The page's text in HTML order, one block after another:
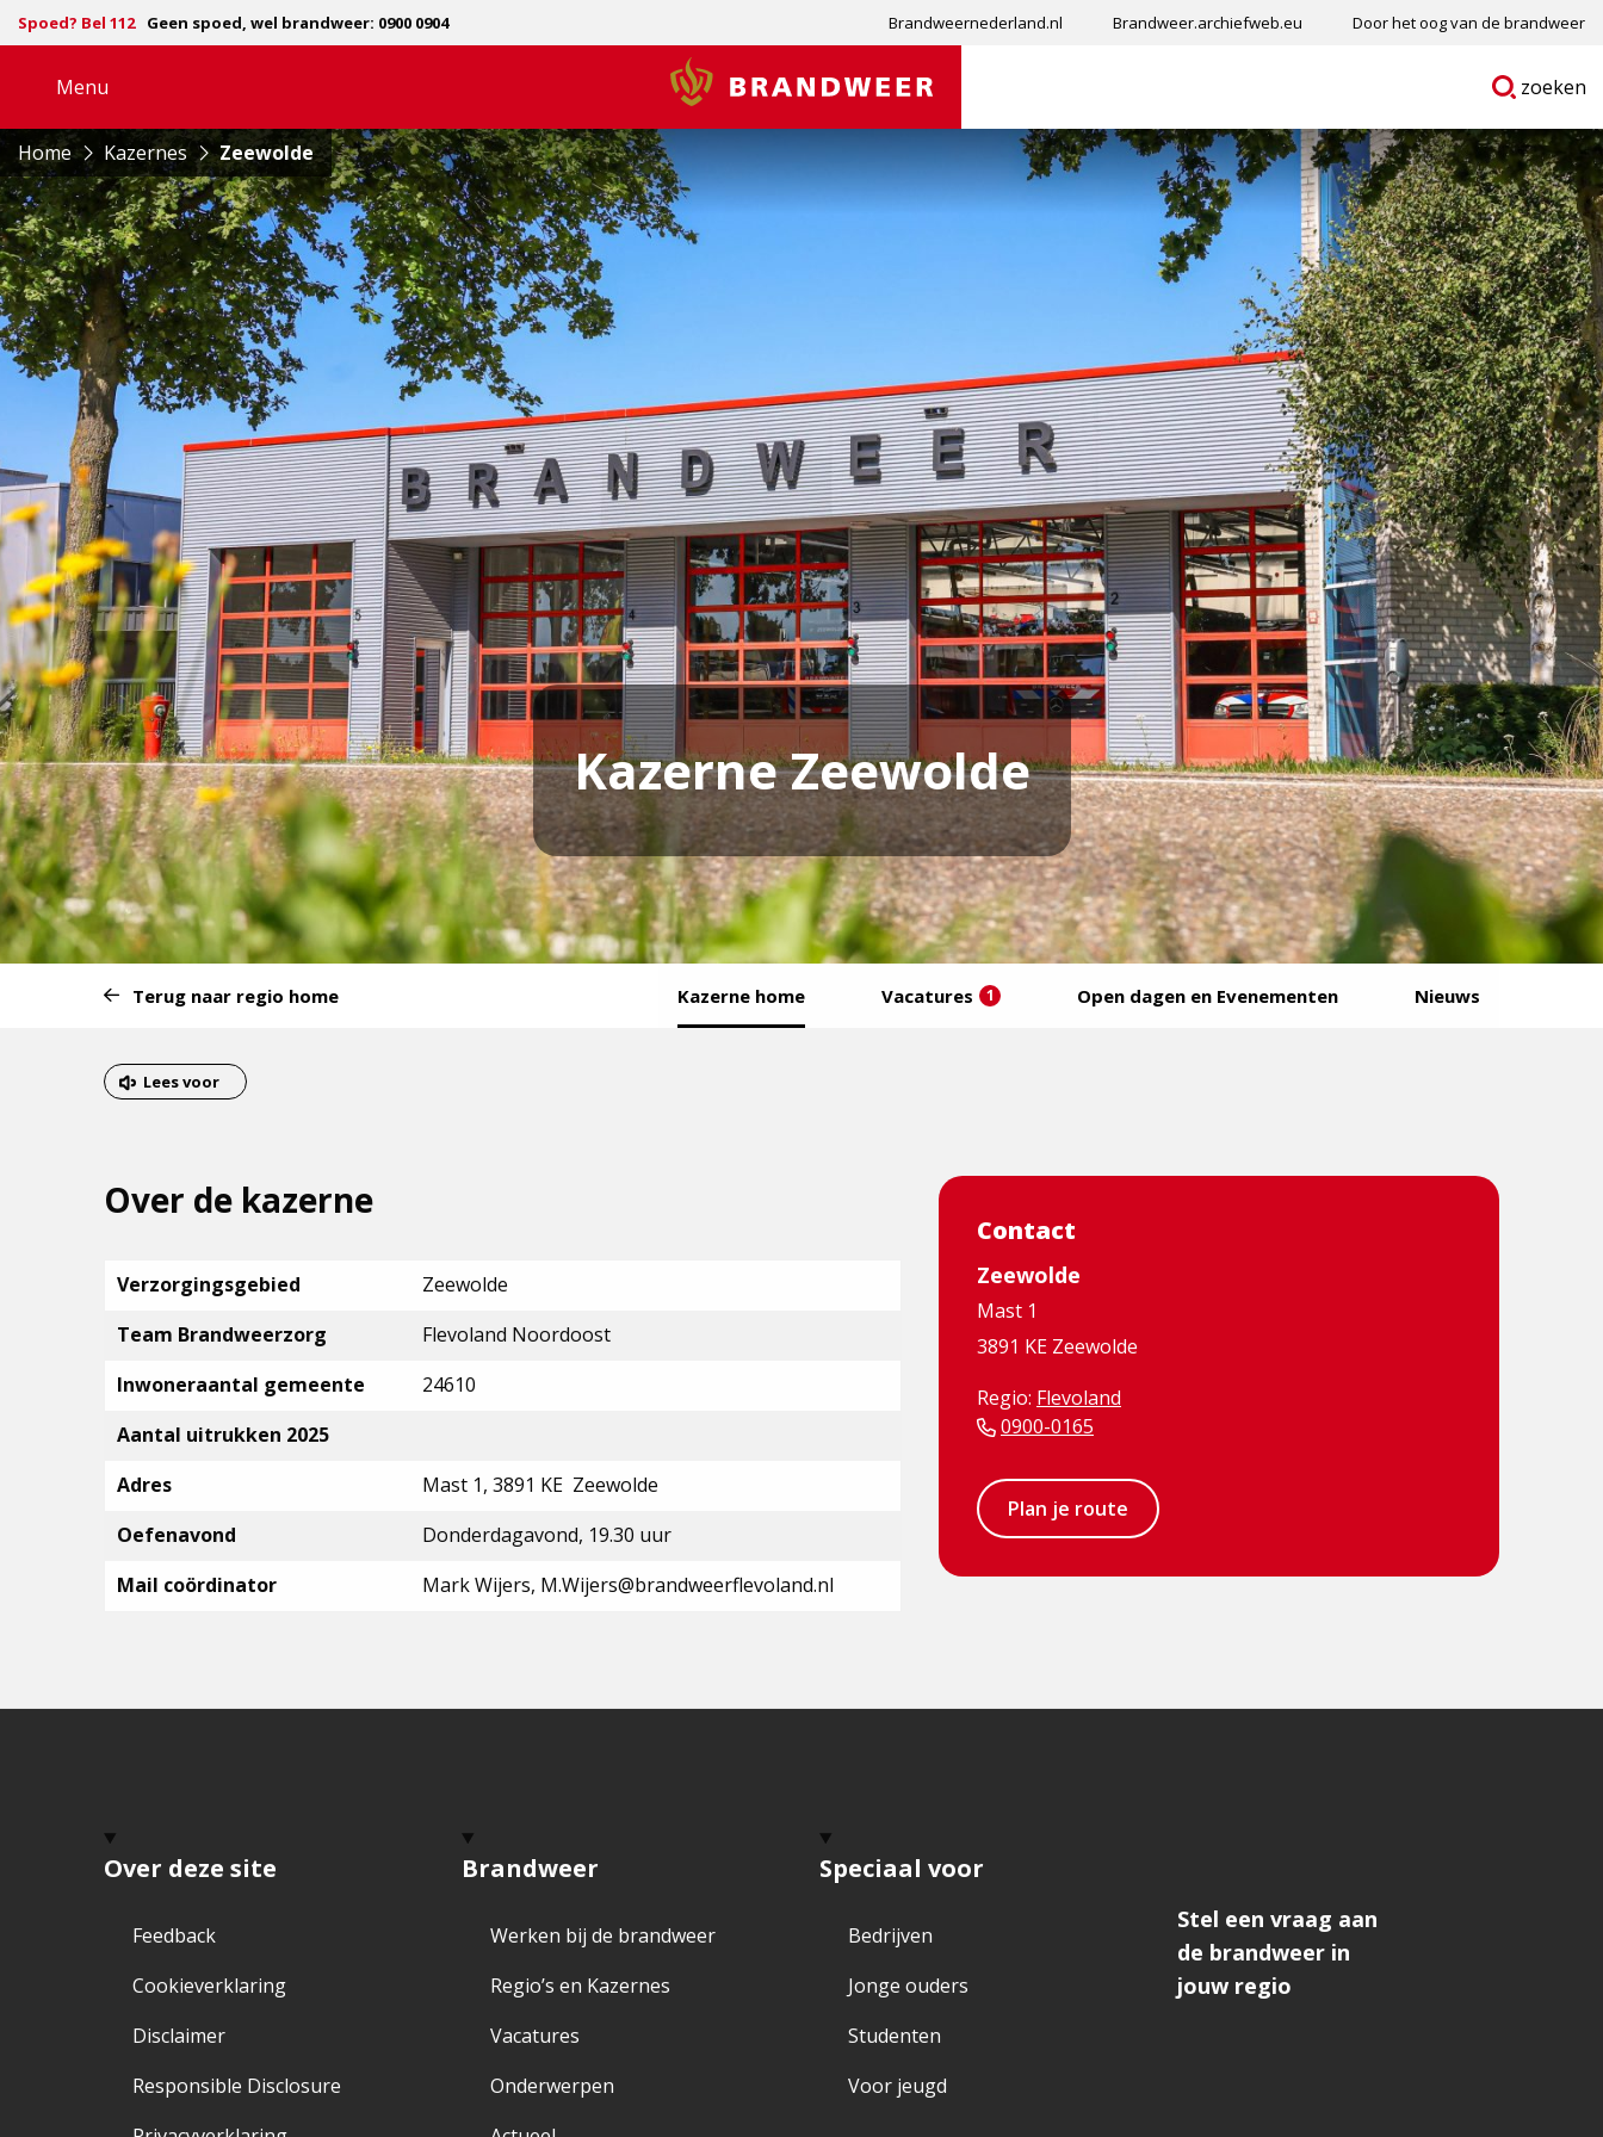
Spoed? Bel 112 Geen spoed, wel brandweer: 0900 0904 Brandweernederland.nl Brandweer.archiefweb.eu Door het oog van de brandweer
Menu
navigatie
Brandweer
Ga
zoeken
Home Kazernes Zeewolde
Kazerne Zeewolde
van
menu:
Terug naar regio home Kazerne home Vacatures 1 Open dagen en Evenementen Nieuws
van
het
Lees voor
Over de kazerne
Verzorgingsgebied
Zeewolde
Team Brandweerzorg
Flevoland Noordoost
Inwoneraantal gemeente
24610
Aantal uitrukken 2025
Adres
Mast 1, 3891 KE Zeewolde
Oefenavond
Donderdagavond, 19.30 uur
Mail coördinator
Mark Wijers, M.Wijers@brandweerflevoland.nl
Contact
Zeewolde
Mast 1
3891 KE Zeewolde
Regio: Flevoland
0900-0165
Plan je route
Over deze site
Feedback
Cookieverklaring
Disclaimer
Responsible Disclosure
Brandweer
Werken bij de brandweer
Regio’s en Kazernes
Vacatures
Onderwerpen
Speciaal voor
Bedrijven
Jonge ouders
Studenten
Voor jeugd
Stel een vraag aan
de brandweer in
jouw regio